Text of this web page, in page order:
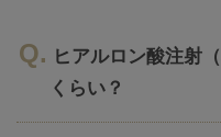
ヒアルロン酸注射
くらい？